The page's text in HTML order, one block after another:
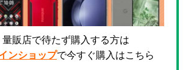
量販店で待たず購入する方は
ンショップで今すぐ購入はこちら